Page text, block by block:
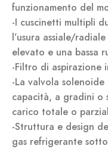
funzionamento del
-I cuscinetti multipli
l’usura assiale/
elevato e una bassa
-Filtro di aspirazione
-La valvola
capacità, a gradini o
carico totale o
-Struttura e design
gas refrigerante